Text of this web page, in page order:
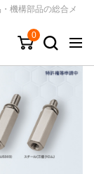
機構部品の総合メ
0